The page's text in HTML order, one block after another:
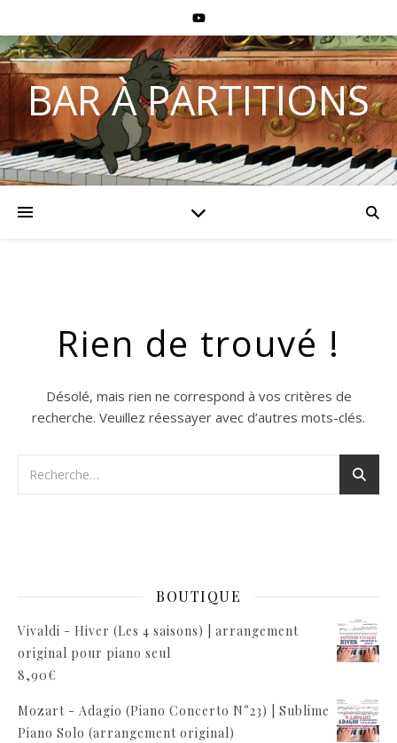
BAR À PARTITIONS
Rien de trouvé !
Désolé, mais rien ne correspond à vos critères de
recherche. Veuillez réessayer avec d’autres mots-clés.
BOUTIQUE
Vivaldi - Hiver (Les 4 saisons) | arrangement
original pour piano seul
8,90€
Mozart - Adagio (Piano Concerto N°23) | Sublime
Piano Solo (arrangement original)